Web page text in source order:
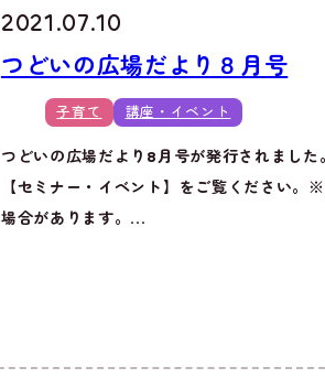
2021.07.10
つどいの広場だより８月号
子育て 講座・イベント
つどいの広場だより8月号が発行されまし
【セミナー・イベント】をご覧ください
場合があります。...